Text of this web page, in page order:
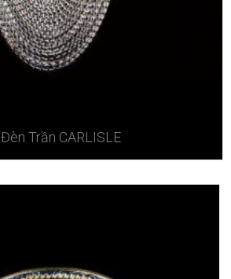
Đèn Trần CARLISLE